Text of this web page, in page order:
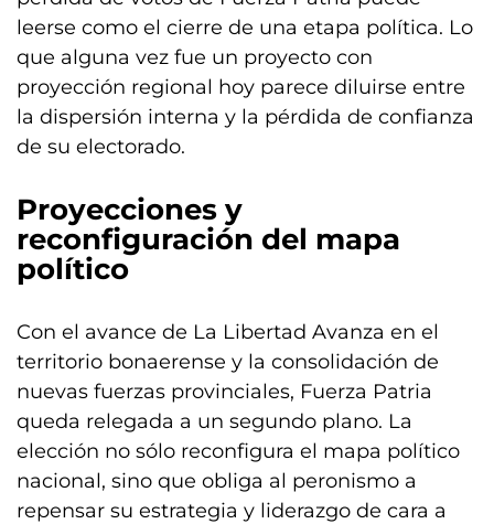
leerse como el cierre de una etapa política. Lo
que alguna vez fue un proyecto con
proyección regional hoy parece diluirse entre
la dispersión interna y la pérdida de confianza
de su electorado.
Proyecciones y
reconfiguración del mapa
político
Con el avance de La Libertad Avanza en el
territorio bonaerense y la consolidación de
nuevas fuerzas provinciales, Fuerza Patria
queda relegada a un segundo plano. La
elección no sólo reconfigura el mapa político
nacional, sino que obliga al peronismo a
repensar su estrategia y liderazgo de cara a